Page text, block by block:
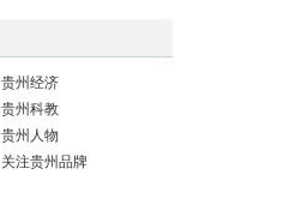
贵州经济
贵州科教
贵州人物
关注贵州品牌